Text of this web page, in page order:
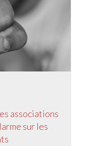
associations
sur les